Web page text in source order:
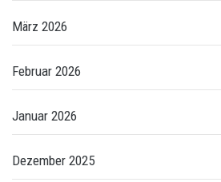
März 2026
Februar 2026
Januar 2026
Dezember 2025